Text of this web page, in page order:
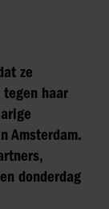
ze
haar
Amsterdam.
donderdag